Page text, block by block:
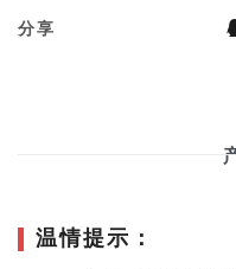
分享
温情提示：